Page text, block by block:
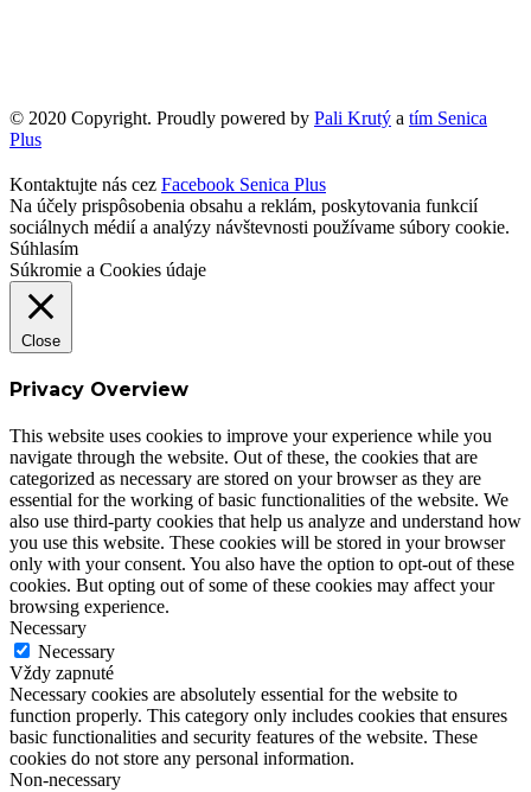
© 2020 Copyright. Proudly powered by Pali Krutý a tím Senica
Plus
Kontaktujte nás cez Facebook Senica Plus
Na účely prispôsobenia obsahu a reklám, poskytovania funkcií
sociálnych médií a analýzy návštevnosti používame súbory cookie.
Súhlasím
Súkromie a Cookies údaje
Close
Privacy Overview
This website uses cookies to improve your experience while you
navigate through the website. Out of these, the cookies that are
categorized as necessary are stored on your browser as they are
essential for the working of basic functionalities of the website. We
also use third-party cookies that help us analyze and understand how
you use this website. These cookies will be stored in your browser
only with your consent. You also have the option to opt-out of these
cookies. But opting out of some of these cookies may affect your
browsing experience.
Necessary
Necessary
Vždy zapnuté
Necessary cookies are absolutely essential for the website to
function properly. This category only includes cookies that ensures
basic functionalities and security features of the website. These
cookies do not store any personal information.
Non-necessary